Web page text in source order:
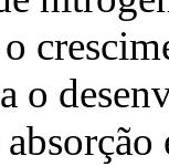
o